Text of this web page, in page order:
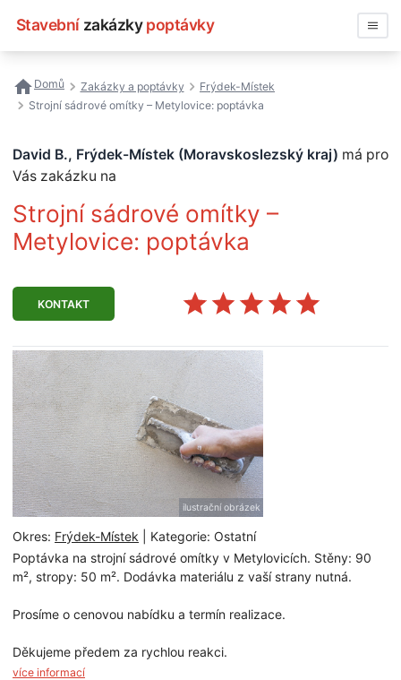
Stavební zakázky poptávky
Všechny zakázky
Nejčastější vyhledávání
Domů Zakázky a poptávky
Frýdek-Místek
Strojní sádrové omítky – Metylovice: poptávka
David B., Frýdek-Místek (Moravskoslezský kraj) má pro
Vás zakázku na
Strojní sádrové omítky –
Metylovice: poptávka
KONTAKT
Okres: Frýdek-Místek | Kategorie: Ostatní
Poptávka na strojní sádrové omítky v Metylovicích. Stěny: 90
m², stropy: 50 m². Dodávka materiálu z vaší strany nutná.
Prosíme o cenovou nabídku a termín realizace.
Děkujeme předem za rychlou reakci.
více informací
ilustrační obrázek